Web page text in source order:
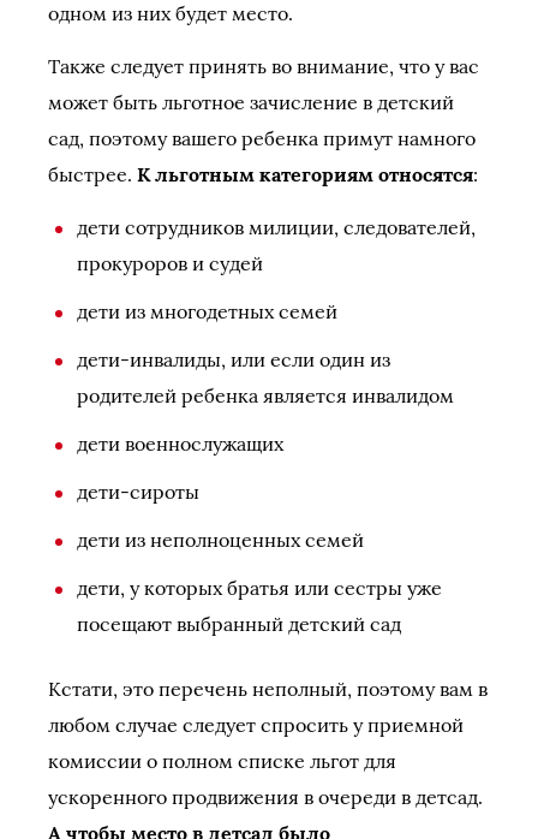
одном из них будет место.
Также следует принять во внимание, что у вас
может быть льготное зачисление в детский
сад, поэтому вашего ребенка примут намного
быстрее. К льготным категориям относятся:
дети сотрудников милиции, следователей,
прокуроров и судей
дети из многодетных семей
дети-инвалиды, или если один из
родителей ребенка является инвалидом
дети военнослужащих
дети-сироты
дети из неполноценных семей
дети, у которых братья или сестры уже
посещают выбранный детский сад
Кстати, это перечень неполный, поэтому вам в
любом случае следует спросить у приемной
комиссии о полном списке льгот для
ускоренного продвижения в очереди в детсад.
А чтобы место в детсад было